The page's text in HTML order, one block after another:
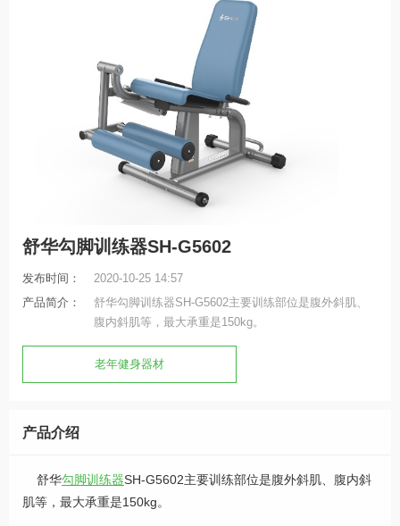
舒华勾脚训练器SH-G5602
发布时间：
2020-10-25 14:57
产品简介：
舒华勾脚训练器SH-G5602主要训练部位是腹外斜肌、
腹内斜肌等，最大承重是150kg。
老年健身器材
产品介绍
舒华勾脚训练器SH-G5602主要训练部位是腹外斜肌、腹内斜
肌等，最大承重是150kg。